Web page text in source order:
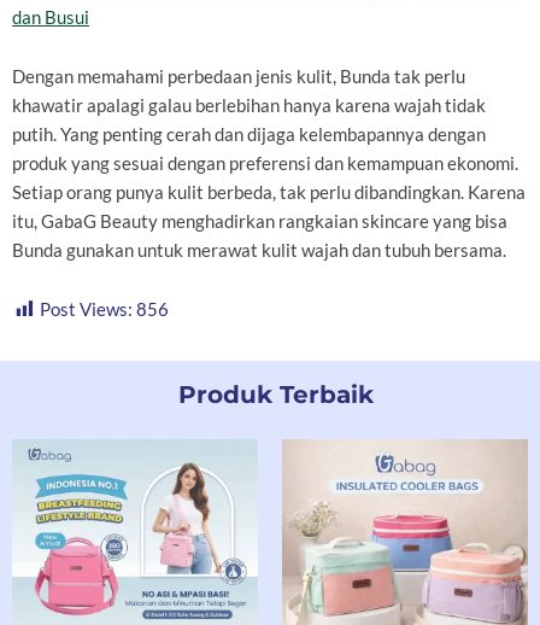
dan Busui
Dengan memahami perbedaan jenis kulit, Bunda tak perlu
khawatir apalagi galau berlebihan hanya karena wajah tidak
putih. Yang penting cerah dan dijaga kelembapannya dengan
produk yang sesuai dengan preferensi dan kemampuan ekonomi.
Setiap orang punya kulit berbeda, tak perlu dibandingkan. Karena
itu, GabaG Beauty menghadirkan rangkaian skincare yang bisa
Bunda gunakan untuk merawat kulit wajah dan tubuh bersama.
Post Views: 856
Produk Terbaik